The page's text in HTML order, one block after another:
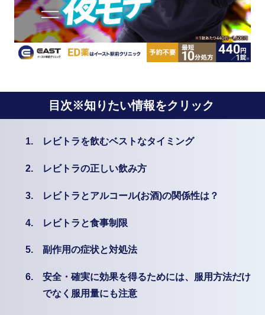
目次※知りたい情報をクリック
1. レビトラを飲むベストなタイミング
2. レビトラの正しい飲み方
3. レビトラとアルコール(お酒)の関係性は？
4. レビトラと食事制限
5. 副作用の症状と対処法
6.
安全・確実に効果を得るためには、服用方法だけ
でなく服用量にも注意